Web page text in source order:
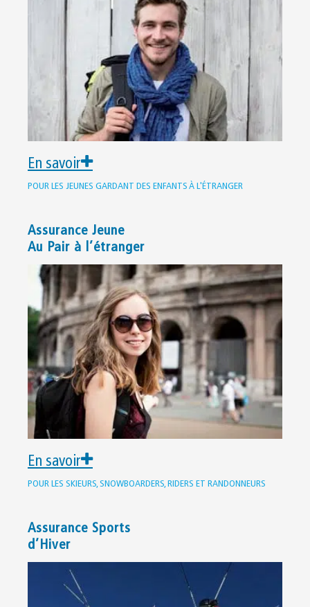
En savoir
POUR LES JEUNES GARDANT DES ENFANTS À L'ÉTRANGER
Assurance Jeune
Au Pair à l’étranger
En savoir
POUR LES SKIEURS, SNOWBOARDERS, RIDERS ET RANDONNEURS
Assurance Sports
d’Hiver